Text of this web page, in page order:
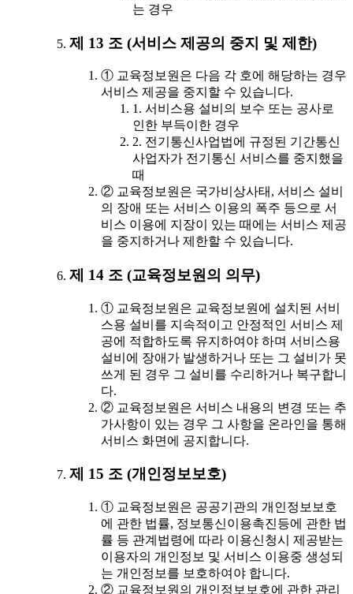
는 경우
제 13 조 (서비스 제공의 중지 및 제한)
① 교육정보원은 다음 각 호에 해당하는 경우
서비스 제공을 중지할 수 있습니다.
1. 서비스용 설비의 보수 또는 공사로
인한 부득이한 경우
2. 전기통신사업법에 규정된 기간통신
사업자가 전기통신 서비스를 중지했을
때
② 교육정보원은 국가비상사태, 서비스 설비
의 장애 또는 서비스 이용의 폭주 등으로 서
비스 이용에 지장이 있는 때에는 서비스 제공
을 중지하거나 제한할 수 있습니다.
제 14 조 (교육정보원의 의무)
① 교육정보원은 교육정보원에 설치된 서비
스용 설비를 지속적이고 안정적인 서비스 제
공에 적합하도록 유지하여야 하며 서비스용
설비에 장애가 발생하거나 또는 그 설비가 못
쓰게 된 경우 그 설비를 수리하거나 복구합니
다.
② 교육정보원은 서비스 내용의 변경 또는 추
가사항이 있는 경우 그 사항을 온라인을 통해
서비스 화면에 공지합니다.
제 15 조 (개인정보보호)
① 교육정보원은 공공기관의 개인정보보호
에 관한 법률, 정보통신이용촉진등에 관한 법
률 등 관계법령에 따라 이용신청시 제공받는
이용자의 개인정보 및 서비스 이용중 생성되
는 개인정보를 보호하여야 합니다.
② 교육정보원의 개인정보보호에 관한 관리